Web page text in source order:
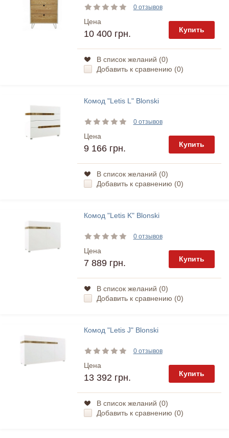
0 отзывов
Цена
10 400 грн. Купить
В список желаний (0)
Добавить к сравнению (0)
Комод "Letis L" Blonski
0 отзывов
Цена
9 166 грн. Купить
В список желаний (0)
Добавить к сравнению (0)
Комод "Letis K" Blonski
0 отзывов
Цена
7 889 грн. Купить
В список желаний (0)
Добавить к сравнению (0)
Комод "Letis J" Blonski
0 отзывов
Цена
13 392 грн. Купить
В список желаний (0)
Добавить к сравнению (0)